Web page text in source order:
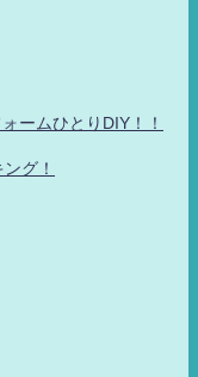
ームひとりDIY！！
グ！